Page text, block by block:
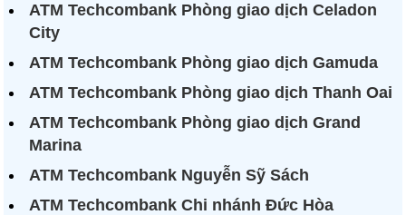
ATM Techcombank Phòng giao dịch Celadon
City
ATM Techcombank Phòng giao dịch Gamuda
ATM Techcombank Phòng giao dịch Thanh Oai
ATM Techcombank Phòng giao dịch Grand
Marina
ATM Techcombank Nguyễn Sỹ Sách
ATM Techcombank Chi nhánh Đức Hòa